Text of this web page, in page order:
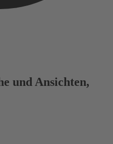
und Ansichten,